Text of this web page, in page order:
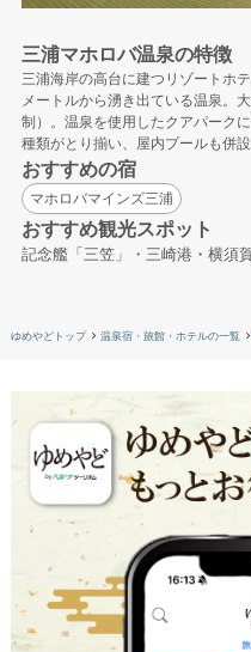
三浦マホロバ温泉の特徴
三浦海岸の高台に建つリゾートホ
メートルから湧き出ている温泉。
制）。温泉を使用したクアパーク
種類がとり揃い、屋内プールも併
の利用もおすすめ。
おすすめの宿
マホロバマインズ三浦
おすすめ観光スポット
記念艦「三笠」・三崎港・横須
ゆめやどトップ 温泉宿・旅館・ホテルの一覧